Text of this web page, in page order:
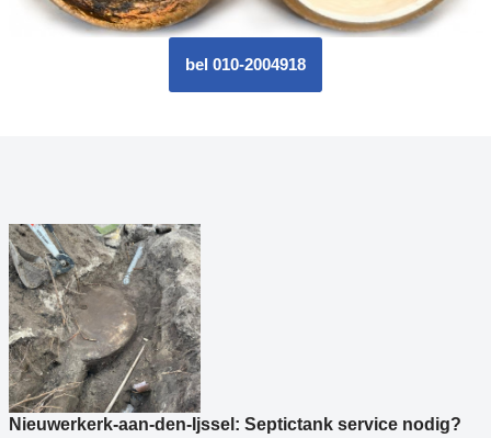
bel 010-2004918
Nieuwerkerk-aan-den-Ijssel: Septictank service nodig?